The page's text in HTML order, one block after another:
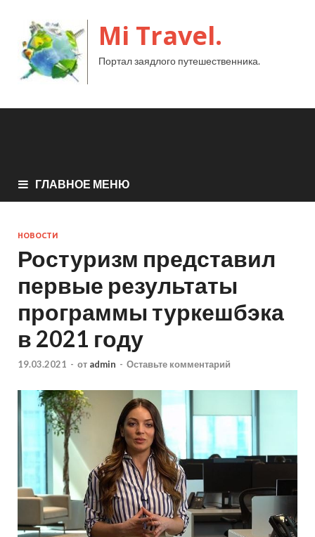
Mi Travel.
Портал заядлого путешественника.
ГЛАВНОЕ МЕНЮ
НОВОСТИ
Ростуризм представил
первые результаты
программы туркешбэка
в 2021 году
19.03.2021 - от admin - Оставьте комментарий